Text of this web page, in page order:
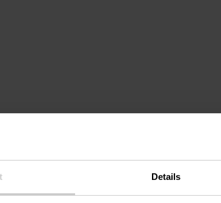
Details
zur
verstehen
PARTNER: HANSHAFF